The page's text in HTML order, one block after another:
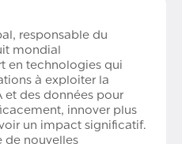
responsable du
mondial
en technologies qui
à exploiter la
et des données pour
innover plus
un impact significatif.
de nouvelles